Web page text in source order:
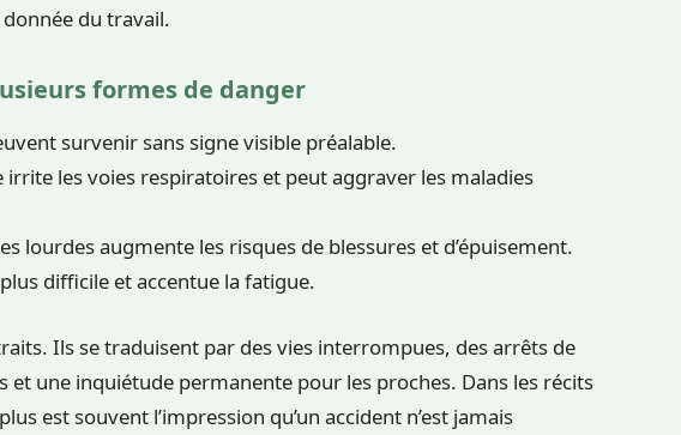
du travail.
formes de danger
survenir sans signe visible préalable.
irrite les voies respiratoires et peut aggraver les maladies
lourdes augmente les risques de blessures et d’épuisement.
difficile et accentue la fatigue.
Ils se traduisent par des vies interrompues, des arrêts de
et une inquiétude permanente pour les proches. Dans les récits
est souvent l’impression qu’un accident n’est jamais